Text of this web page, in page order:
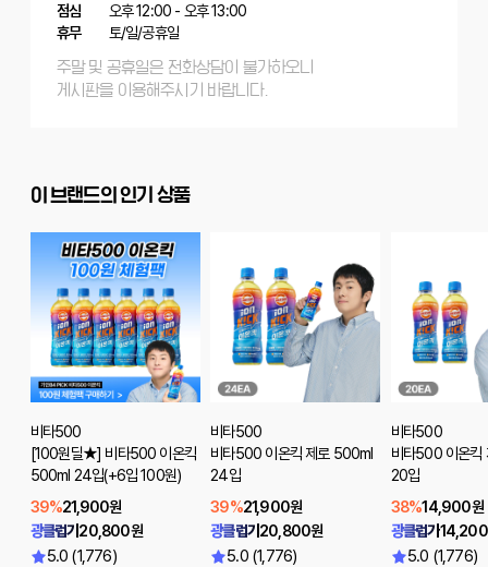
점심
오후 12:00 - 오후 13:00
휴무
토/일/공휴일
주말 및 공휴일은 전화상담이 불가하오니
게시판을 이용해주시기 바랍니다.
이 브랜드의 인기 상품
비타500
[100원딜★] 비타500 이온킥
500ml 24입(+6입 100원)
39%21,900원
광클럽가20,800원
5.0 (1,776)
비타500
비타500 이온킥 제로 500ml
24입
39%21,900원
광클럽가20,800원
5.0 (1,776)
비타500
비타500 이온
20입
38%14,900원
광클럽가14,200
5.0 (1,776)